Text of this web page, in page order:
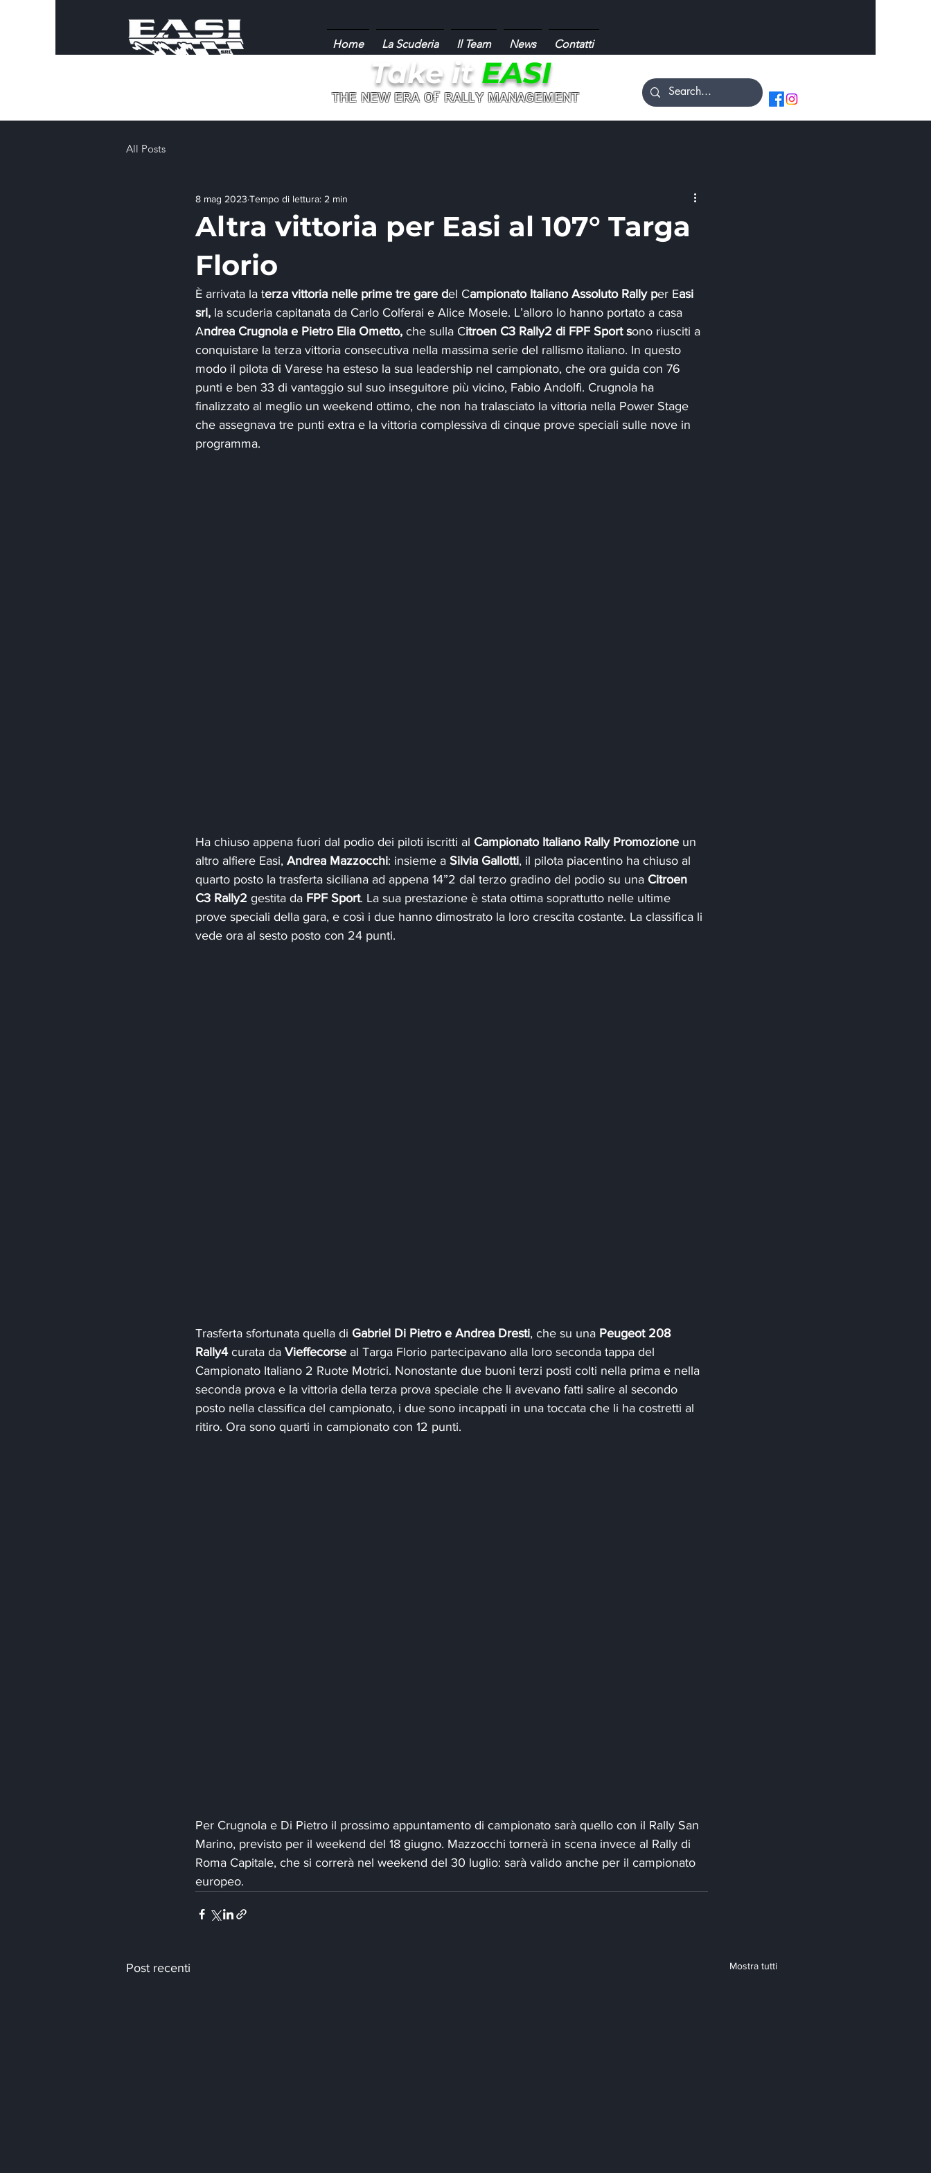
Home La Scuderia Il Team News Contatti
Take it EASI
ᴛʜᴇ ɴᴇᴡ ᴇʀᴀ ᴏғʀᴀʟʟʏ ᴍᴀɴᴀɢᴇᴍᴇɴᴛ
All Posts
Altra vittoria per Easi al 107° Targa
Florio
8 mag 2023 Tempo di lettura: 2 min
È arrivata la terza vittoria nelle prime tre gare del Campionato Italiano Assoluto Rally per Easi
srl, la scuderia capitanata da Carlo Colferai e Alice Mosele. L’alloro lo hanno portato a casa
Andrea Crugnola e Pietro Elia Ometto, che sulla Citroen C3 Rally2 di FPF Sport sono riusciti a
conquistare la terza vittoria consecutiva nella massima serie del rallismo italiano. In questo
modo il pilota di Varese ha esteso la sua leadership nel campionato, che ora guida con 76
punti e ben 33 di vantaggio sul suo inseguitore più vicino, Fabio Andolfi. Crugnola ha
finalizzato al meglio un weekend ottimo, che non ha tralasciato la vittoria nella Power Stage
che assegnava tre punti extra e la vittoria complessiva di cinque prove speciali sulle nove in
programma.
Ha chiuso appena fuori dal podio dei piloti iscritti al Campionato Italiano Rally Promozione un
altro alfiere Easi, Andrea Mazzocchi: insieme a Silvia Gallotti, il pilota piacentino ha chiuso al
quarto posto la trasferta siciliana ad appena 14”2 dal terzo gradino del podio su una Citroen
C3 Rally2 gestita da FPF Sport. La sua prestazione è stata ottima soprattutto nelle ultime
prove speciali della gara, e così i due hanno dimostrato la loro crescita costante. La classifica li
vede ora al sesto posto con 24 punti.
Trasferta sfortunata quella di Gabriel Di Pietro e Andrea Dresti, che su una Peugeot 208
Rally4 curata da Vieffecorse al Targa Florio partecipavano alla loro seconda tappa del
Campionato Italiano 2 Ruote Motrici. Nonostante due buoni terzi posti colti nella prima e nella
seconda prova e la vittoria della terza prova speciale che li avevano fatti salire al secondo
posto nella classifica del campionato, i due sono incappati in una toccata che li ha costretti al
ritiro. Ora sono quarti in campionato con 12 punti.
Per Crugnola e Di Pietro il prossimo appuntamento di campionato sarà quello con il Rally San
Marino, previsto per il weekend del 18 giugno. Mazzocchi tornerà in scena invece al Rally di
Roma Capitale, che si correrà nel weekend del 30 luglio: sarà valido anche per il campionato
europeo.
Post recenti Mostra tutti